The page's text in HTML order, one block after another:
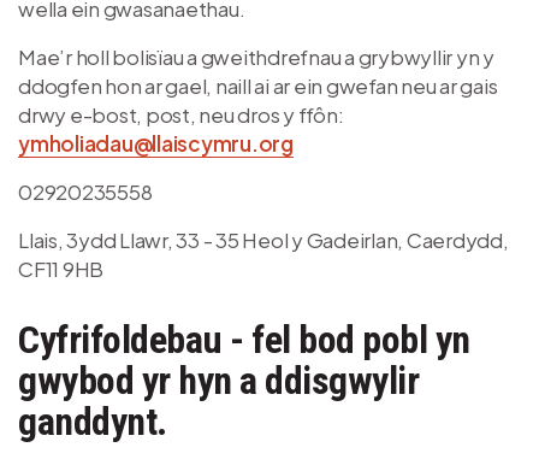
wella ein gwasanaethau.
Mae’r holl bolisïau a gweithdrefnau a grybwyllir yn y
ddogfen hon ar gael, naill ai ar ein gwefan neu ar gais
drwy e-bost, post, neu dros y ffôn:
ymholiadau@llaiscymru.org
02920235558
Llais, 3ydd Llawr, 33 - 35 Heol y Gadeirlan, Caerdydd,
CF11 9HB
Cyfrifoldebau - fel bod pobl yn
gwybod yr hyn a ddisgwylir
ganddynt.